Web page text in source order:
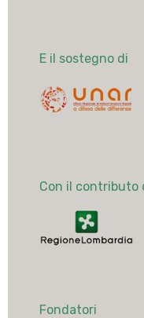
E il sostegno di
Con il contributo
Fondatori